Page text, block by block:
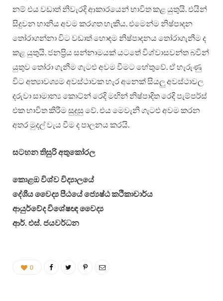
නම් එය වඩාත් නිවැරදි ආකාරයෙන් භාවිත කළ යුතුයි. එයින්
සිදුවන හානිය අවම කරගත හැකිය. එමෙන්ම නිෂ්පාදන
තෝරාගන්නා විට වඩාත් හොඳම නිෂ්පාදනය තෝරාගැනීම ද
කළ යුතුයි. ජනප්‍රිය සන්නාමයක් යටතේ විශ්වාසවන්ත බවින්
යුතුව තෝරා ගැනීම ගැටළු අවම වීමට හේතුවේ. ඒ හැරුණු
විට අත්‍යාවශ්‍යම අවස්ථාවක හැර අනෙක් සියලු අවස්ථාවල
දරුවා සාමාන්‍ය කොට්න් රෙදි මඟින් නිෂ්පාදිත රෙදි පැම්පර්ස්
එක භාවිත කිරීම සුදුසු වේ. එය මෙවැනි ගැටළු අවම කරන
අතර මුදල් වැය වීම ද පාලනය කරයි.
සටහන තිසුරි අතුකෝරල
කොළඔ විශ්ව විද්‍යාලයේ
දේශීය වෛද්‍ය පීඨයේ ජ්‍යෙෂ්ඨ කථිකාචාර්ය
ආයුර්වේද විශේෂඥ වෛද්‍ය
ආර්. එස්. ජයවර්ධන
0